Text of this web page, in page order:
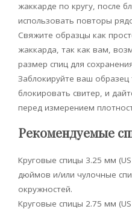
жаккарде по кругу, после
использовать повторы
Свяжите образцы как
жаккарда, так как вам,
размер спиц для
Заблокируйте ваш
блокировать свитер, и
перед измерением
Рекомендуемые
Круговые спицы 3.25 мм
дюймов и/или чулочные
окружностей.
Круговые спицы 2.75 мм